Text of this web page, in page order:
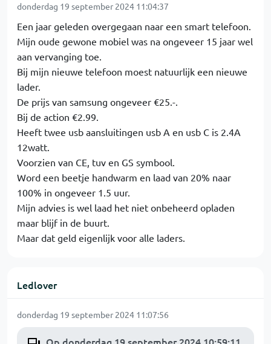
donderdag 19 september 2024 11:04:37
Een jaar geleden overgegaan naar een smart telefoon.
Mijn oude gewone mobiel was na ongeveer 15 jaar wel
aan vervanging toe.
Bij mijn nieuwe telefoon moest natuurlijk een nieuwe
lader.
De prijs van samsung ongeveer €25.-.
Bij de action €2.99.
Heeft twee usb aansluitingen usb A en usb C is 2.4A
12watt.
Voorzien van CE, tuv en GS symbool.
Word een beetje handwarm en laad van 20% naar
100% in ongeveer 1.5 uur.
Mijn advies is wel laad het niet onbeheerd opladen
maar blijf in de buurt.
Maar dat geld eigenlijk voor alle laders.
Ledlover
donderdag 19 september 2024 11:07:56